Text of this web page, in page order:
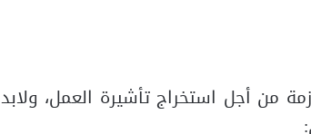
من أجل استخراج تأشيرة العمل، ولابد